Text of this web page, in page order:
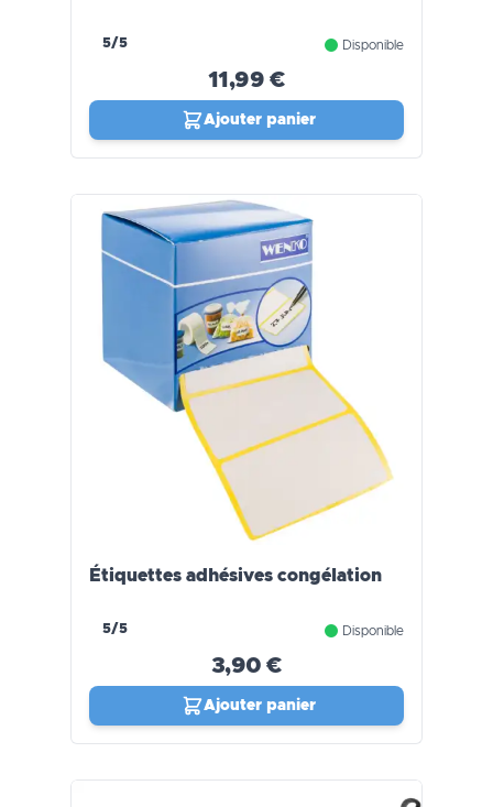
5/5 Disponible
11,99 €
Ajouter panier
Étiquettes adhésives congélation
5/5 Disponible
3,90 €
Ajouter panier